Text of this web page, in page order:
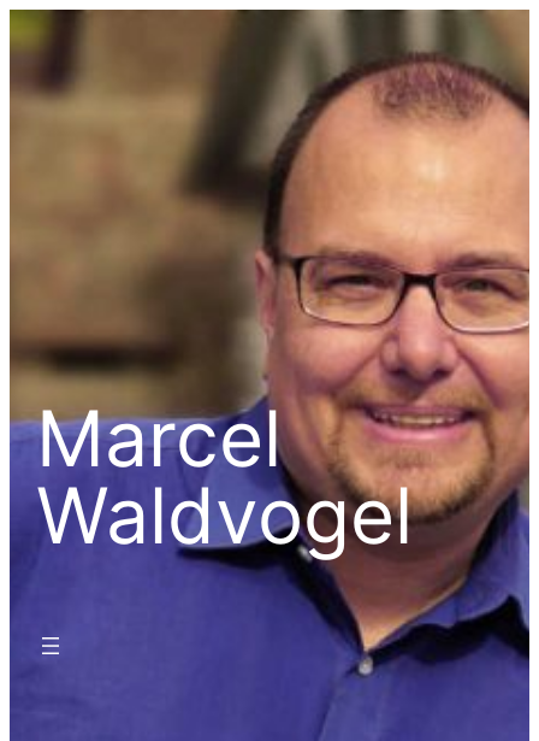
Marcel
Waldvogel